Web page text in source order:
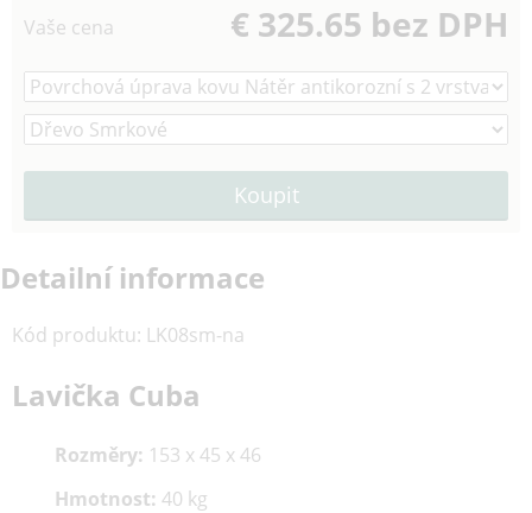
Vaše cena € 325.65 bez DPH
Detailní informace
Kód produktu: LK08sm-na
Lavička Cuba
Rozměry: 153 x 45 x 46
Hmotnost: 40 kg